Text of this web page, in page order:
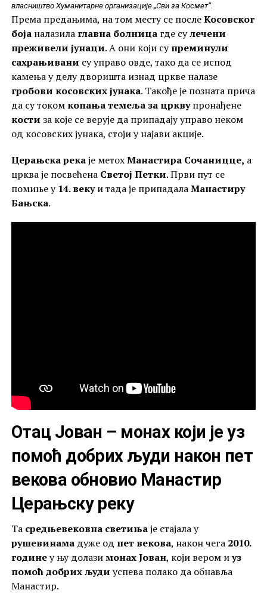
власништво Хуманитарне организације „Сви за Космет“.
Према предањима, на том месту се послеКосовског
бојаналазила главна болницагде сулечени
преживели јунаци. А они који супреминули
сахрањивани су управо овде, тако да се испод
камења у делу дворишта изнад цркве налазе
гробови косовских јунака. Такође је позната прича
да су током копања темеља за црквупронађене
кости за које се верује да припадају управо неком
од косовских јунака, стоји у најави акције.
Церањска рекаје метохМанастира Сочаницце, а
црква је посвећена Светој Петки. Први пут се
помиње у 14. векуи тада је припадалаМанастиру
Бањска.
Отац Јован – монах који је уз
помоћ добрих људи након пет
векова обновио Манастир
Церањску реку
Та средњевековна светињаје стајала у
рушевинамадуже од пет векова, након чега 2010.
годинеу њу долазимонах Јован, који вером иуз
помоћ добрих људи успева полако да обнавља
Манастир.